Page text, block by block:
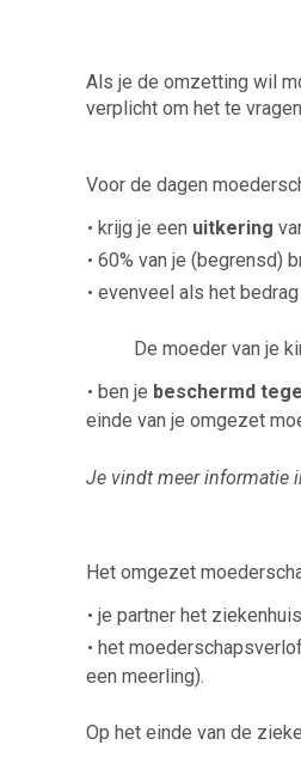
Als je de omzetting wil
verplicht om het te
Voor de dagen
krijg je een uitkering
60% van je (begrensd)
evenveel als het
De moeder van je
ben je beschermd
einde van je omgezet
Je vindt meer informatie
Het omgezet
je partner het
het
een meerling).
Op het einde van de